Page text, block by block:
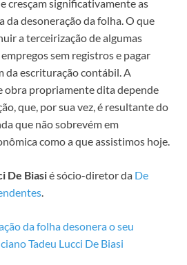
cresçam significativamente as
da desoneração da folha. O que
a terceirização de algumas
sem registros e pagar
da escrituração contábil. A
obra propriamente dita depende
que, por sua vez, é resultante do
que não sobrevém em
como a que assistimos hoje.
De Biasié sócio-diretor da De
.
da folha desonera o seu
Tadeu Lucci De Biasi